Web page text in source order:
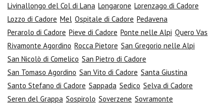
Livinallongo del Col di Lana Longarone Lorenzago di Cadore
Lozzo di Cadore Mel Ospitale di Cadore Pedavena
Perarolo di Cadore Pieve di Cadore Ponte nelle Alpi Quero Vas
Rivamonte Agordino Rocca Pietore San Gregorio nelle Alpi
San Nicolò di Comelico San Pietro di Cadore
San Tomaso Agordino San Vito di Cadore Santa Giustina
Santo Stefano di Cadore Sappada Sedico Selva di Cadore
Seren del Grappa Sospirolo Soverzene Sovramonte